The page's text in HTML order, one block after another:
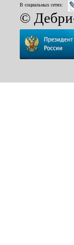
В социальных сетях:
©